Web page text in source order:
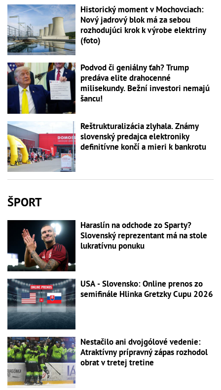
Historický moment v Mochovciach:
Nový jadrový blok má za sebou
rozhodujúci krok k výrobe elektriny
(foto)
Podvod či geniálny ťah? Trump
predáva elite drahocenné
milisekundy. Bežní investori nemajú
šancu!
Reštrukturalizácia zlyhala. Známy
slovenský predajca elektroniky
definitívne končí a mieri k bankrotu
ŠPORT
Haraslín na odchode zo Sparty?
Slovenský reprezentant má na stole
lukratívnu ponuku
USA - Slovensko: Online prenos zo
semifinále Hlinka Gretzky Cupu 2026
Nestačilo ani dvojgólové vedenie:
Atraktívny prípravný zápas rozhodol
obrat v tretej tretine